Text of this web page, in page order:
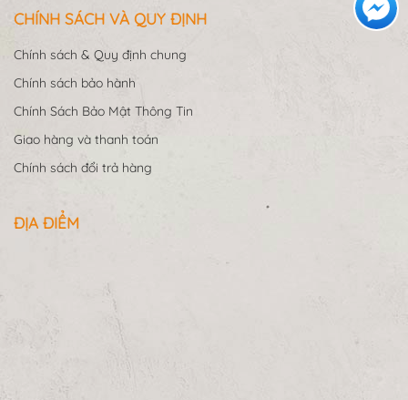
CHÍNH SÁCH VÀ QUY ĐỊNH
Chính sách & Quy định chung
Chính sách bảo hành
Chính Sách Bảo Mật Thông Tin
Giao hàng và thanh toán
Chính sách đổi trả hàng
ĐỊA ĐIỂM